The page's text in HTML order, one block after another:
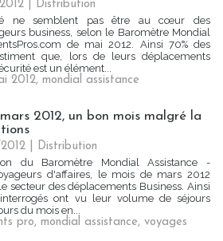
Distribution
ne semblent pas être au cœur des
business, selon le Baromètre Mondial
de mai 2012. Ainsi 70% des
que, lors de leurs déplacements
est un élément...
2012, mondial assistance
2012, un bon mois malgré la
Distribution
du Baromètre Mondial Assistance -
d'affaires, le mois de mars 2012
secteur des déplacements Business. Ainsi
interrogés ont vu leur volume de séjours
du mois en...
pro, mondial assistance, voyages